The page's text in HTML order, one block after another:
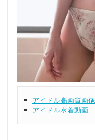
アイドル高画質画像
アイドル水着動画